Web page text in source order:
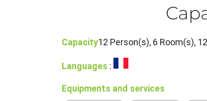
Capacity12 Person(s), 6 Room(s),
Languages :
Equipments and services